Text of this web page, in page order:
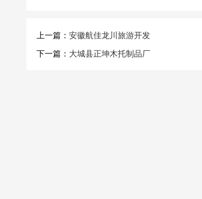
上一篇： 安徽航佳龙川旅游开发
下一篇： 大城县正坤木托制品厂